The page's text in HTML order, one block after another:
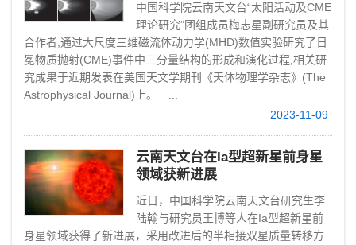
中国科学院云南天文台“太阳活动及CME
理论研究”团组成员梅志星副研究员及其
合作者,通过大尺度三维磁流体动力学(MHD)数值实验研究了日
冕物质抛射(CME)事件中三分量结构的形成和演化过程,相关研
究成果于近期发表在美国天文学期刊《天体物理学杂志》(The
Astrophysical Journal)上。 ...
2023-11-09
云南天文台在Ia型超新星前身星
领域获新进展
近日，中国科学院云南天文台研究生李
陆翰与研究员王博等人在Ia型超新星前
身星领域获得了新进展，采用改进后的半相接双星质量转移方